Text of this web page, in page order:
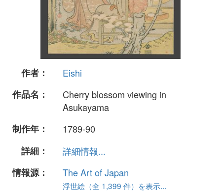
作者：
Eishi
作品名：
Cherry blossom viewing in
Asukayama
制作年：
1789-90
詳細：
詳細情報...
情報源：
The Art of Japan
浮世絵（全 1,399 件）を表示...